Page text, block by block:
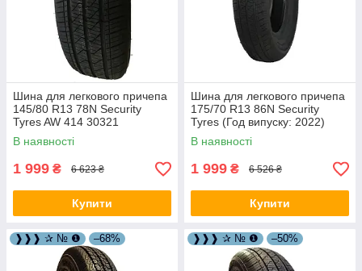
Шина для легкового причепа
145/80 R13 78N Security
Tyres AW 414 30321
В наявності
1 999 ₴ 6 623 ₴
Купити
Шина для легкового причепа
175/70 R13 86N Security
Tyres (Год випуску: 2022)
30339
В наявності
1 999 ₴ 6 526 ₴
Купити
❱❱❱ ✰ № ❶ –68% ❱❱❱ ✰ № ❶ –50%